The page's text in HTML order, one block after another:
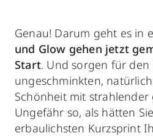
Genau! Darum geht es in
und Glow gehen jetzt
Start. Und sorgen für den
ungeschminkten,
Schönheit mit strahlender
Ungefähr so, als hätten
erbaulichsten Kurzsprint